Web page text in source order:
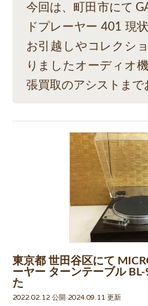
今回は、町田市にて
ドプレーヤー 401 現
お引越しやコレクシ
りましたオーディオ
張買取のアシストまで
東京都 世田谷区にて
ーヤー ターンテーブル
た
2022.02.12 公開 2024.09.11 更新